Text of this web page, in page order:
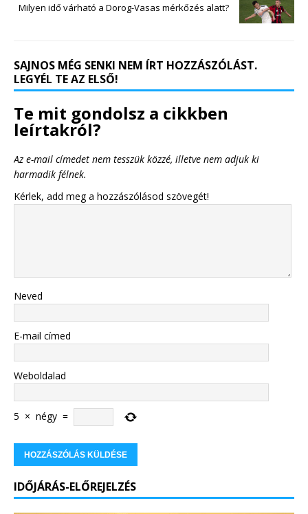
Milyen idő várható a Dorog-Vasas mérkőzés alatt?
SAJNOS MÉG SENKI NEM ÍRT HOZZÁSZÓLÁST.
LEGYÉL TE AZ ELSŐ!
Te mit gondolsz a cikkben
leírtakról?
Az e-mail címedet nem tesszük közzé, illetve nem adjuk ki
harmadik félnek.
Kérlek, add meg a hozzászólásod szövegét!
Neved
E-mail címed
Weboldalad
5 × négy =
IDŐJÁRÁS-ELŐREJELZÉS